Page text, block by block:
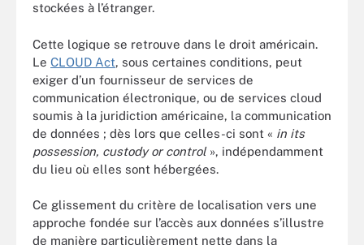
stockées à l’étranger.
Cette logique se retrouve dans le droit américain.
Le CLOUD Act, sous certaines conditions, peut
exiger d’un fournisseur de services de
communication électronique, ou de services cloud
soumis à la juridiction américaine, la communication
de données ; dès lors que celles-ci sont « in its
possession, custody or control», indépendamment
du lieu où elles sont hébergées.
Ce glissement du critère de localisation vers une
approche fondée sur l’accès aux données s’illustre
de manière particulièrement nette dans la